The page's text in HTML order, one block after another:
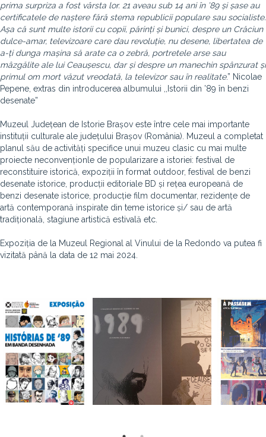
prima surpriza a fost vârsta lor. 21 aveau sub 14 ani în ’89 și șase au
certificatele de naștere fără stema republicii populare sau socialiste.
Așa că sunt multe istorii cu copii, părinți și bunici, despre un Crăciun
dulce-amar, televizoare care dau revoluție, nu desene, libertatea de
a-ți dunga mașina să arate ca o zebră, portretele arse sau
mâzgălite ale lui Ceaușescu, dar și despre un manechin spânzurat și
primul om mort văzut vreodată, la televizor sau în realitate.” Nicolae
Pepene, extras din introducerea albumului ,,Istorii din ’89 în benzi
desenate”
Muzeul Județean de Istorie Brașov este între cele mai importante
instituții culturale ale județului Brașov (România). Muzeul a completat
planul său de activități specifice unui muzeu clasic cu mai multe
proiecte neconvenționle de popularizare a istoriei: festival de
reconstituire istorică, expoziții în format outdoor, festival de benzi
desenate istorice, producții editoriale BD și rețea europeană de
benzi desenate istorice, producție film documentar, rezidențe de
artă contemporană inspirate din teme istorice și/ sau de artă
tradițională, stagiune artistică estivală etc.
Expoziția de la Muzeul Regional al Vinului de la Redondo va putea fi
vizitată până la data de 12 mai 2024.